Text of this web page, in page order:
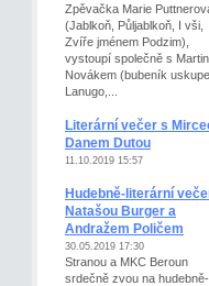
Zpěvačka Marie
(Jablkoň, Půljablkoň, I vši,
Zvíře jménem Podzim),
vystoupí společně s
Novákem (bubeník
Lanugo,...
Literární večer s
Danem Dutou
11.10.2019 15:57
Hudebně-literární
Natašou Burger a
Andražem Poličem
30.05.2019 17:30
Stranou a MKC Beroun
srdečně zvou na hudebně-